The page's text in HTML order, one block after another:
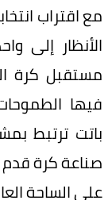
مع اقتراب
الأنظار إلى
مستقبل كرة
فيها
باتت ترتبط
صناعة كرة قدم
على الساحة